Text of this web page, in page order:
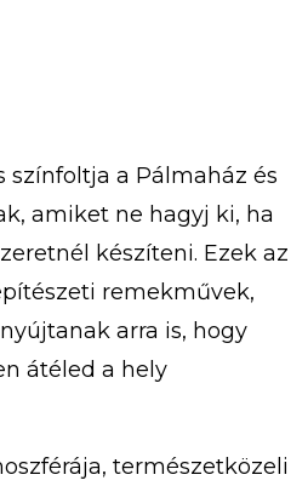
színfoltja a Pálmaház és
amiket ne hagyj ki, ha
készíteni. Ezek az
remekművek,
arra is, hogy
átéled a hely
természetközeli